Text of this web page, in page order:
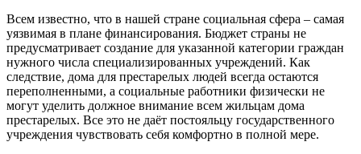
Всем известно, что в нашей стране социальная сфера – самая
уязвимая в плане финансирования. Бюджет страны не
предусматривает создание для указанной категории граждан
нужного числа специализированных учреждений. Как
следствие, дома для престарелых людей всегда остаются
переполненными, а социальные работники физически не
могут уделить должное внимание всем жильцам дома
престарелых. Все это не даёт постояльцу государственного
учреждения чувствовать себя комфортно в полной мере.